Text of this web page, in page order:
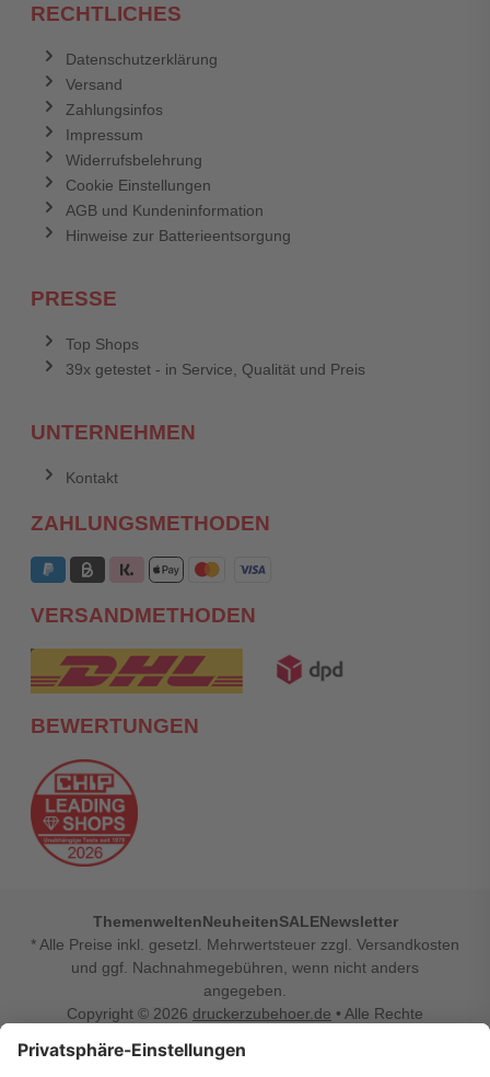
RECHTLICHES
Datenschutzerklärung
Versand
Zahlungsinfos
Impressum
Widerrufsbelehrung
Cookie Einstellungen
AGB und Kundeninformation
Hinweise zur Batterieentsorgung
PRESSE
Top Shops
39x getestet - in Service, Qualität und Preis
UNTERNEHMEN
Kontakt
ZAHLUNGSMETHODEN
VERSANDMETHODEN
BEWERTUNGEN
ThemenweltenNeuheitenSALENewsletter
* Alle Preise inkl. gesetzl. Mehrwertsteuer zzgl. Versandkosten
und ggf. Nachnahmegebühren, wenn nicht anders
angegeben.
Copyright © 2026 druckerzubehoer.de • Alle Rechte
Vertrag widerrufen